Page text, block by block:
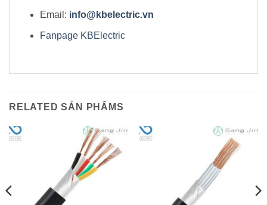
Email: info@kbelectric.vn
Fanpage KBElectric
RELATED SẢN PHẨMS